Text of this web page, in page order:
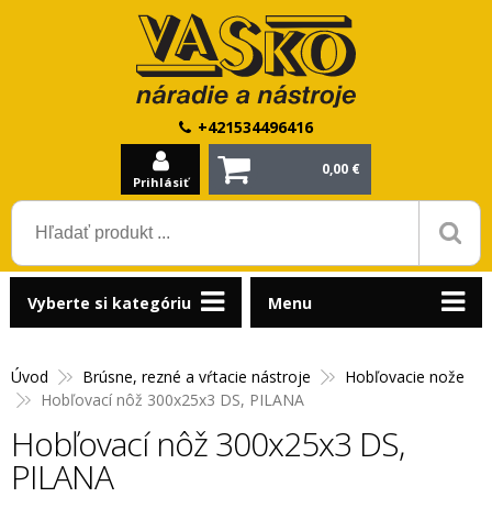
+421534496416
Prihlásiť
0,00 €
Úvod Brúsne, rezné a vŕtacie nástroje
Hobľovacie nože
Hobľovací nôž 300x25x3 DS, PILANA
Hobľovací nôž 300x25x3 DS,
PILANA
Vyberte si kategóriu Menu